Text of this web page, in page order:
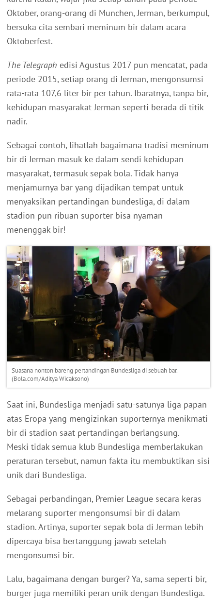
Oktober, orang-orang di Munchen, Jerman, berkumpul,
bersuka cita sembari meminum bir dalam acara
Oktoberfest.
The Telegraph edisi Agustus 2017 pun mencatat, pada
periode 2015, setiap orang di Jerman, mengonsumsi
rata-rata 107,6 liter bir per tahun. Ibaratnya, tanpa bir,
kehidupan masyarakat Jerman seperti berada di titik
nadir.
Sebagai contoh, lihatlah bagaimana tradisi meminum
bir di Jerman masuk ke dalam sendi kehidupan
masyarakat, termasuk sepak bola. Tidak hanya
menjamurnya bar yang dijadikan tempat untuk
menyaksikan pertandingan bundesliga, di dalam
stadion pun ribuan suporter bisa nyaman
menenggak bir!
Suasana nonton bareng pertandingan Bundesliga di sebuah bar.
(Bola.com/Aditya Wicaksono)
Saat ini, Bundesliga menjadi satu-satunya liga papan
atas Eropa yang mengizinkan suporternya menikmati
bir di stadion saat pertandingan berlangsung.
Meski tidak semua klub Bundesliga memberlakukan
peraturan tersebut, namun fakta itu membuktikan sisi
unik dari Bundesliga.
Sebagai perbandingan, Premier League secara keras
melarang suporter mengonsumsi bir di dalam
stadion. Artinya, suporter sepak bola di Jerman lebih
dipercaya bisa bertanggung jawab setelah
mengonsumsi bir.
Lalu, bagaimana dengan burger? Ya, sama seperti bir,
burger juga memiliki peran unik dengan Bundesliga.